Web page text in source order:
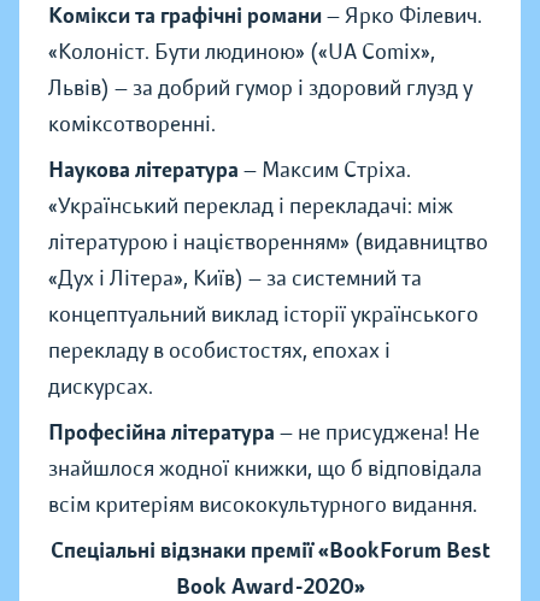
Комікси та графічні романи— Ярко Філевич.
«Колоніст. Бути людиною» («UA Comix»,
Львів) — за добрий гумор і здоровий глузд у
коміксотворенні.
Наукова література — Максим Стріха.
«Український переклад і перекладачі: між
літературою і націєтворенням» (видавництво
«Дух і Літера», Київ) — за системний та
концептуальний виклад історії українського
перекладу в особистостях, епохах і
дискурсах.
Професійна література — не присуджена! Не
знайшлося жодної книжки, що б відповідала
всім критеріям висококультурного видання.
Спеціальні відзнаки премії«BookForum Best
Book Award-2020»